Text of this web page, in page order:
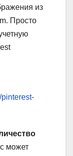
из
Просто
может